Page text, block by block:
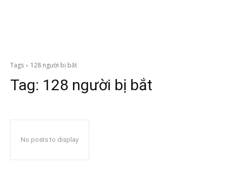
Tags 128 người bị bắt
Tag: 128 người bị bắt
No posts to display